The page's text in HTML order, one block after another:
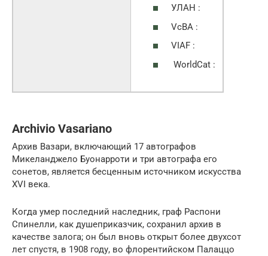
УЛАН :
VcBA :
VIAF :
WorldCat :
Archivio Vasariano
Архив Вазари, включающий 17 автографов
Микеланджело Буонарроти и три автографа его
сонетов, является бесценным источником искусства
XVI века.
Когда умер последний наследник, граф Распони
Спинелли, как душеприказчик, сохранил архив в
качестве залога; он был вновь открыт более двухсот
лет спустя, в 1908 году, во флорентийском Палаццо